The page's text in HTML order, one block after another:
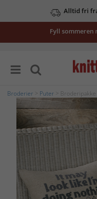
Alltid fri
Fyll sommeren
Broderier Puter >